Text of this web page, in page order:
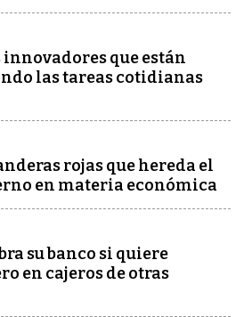
innovadores que están
las tareas cotidianas
rojas que hereda el
en materia económica
su banco si quiere
en cajeros de otras